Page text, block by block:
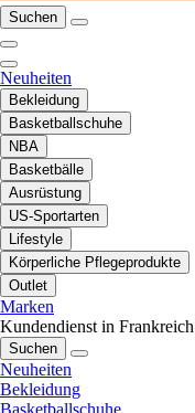
Suchen
Neuheiten
Bekleidung
Basketballschuhe
NBA
Basketbälle
Ausrüstung
US-Sportarten
Lifestyle
Körperliche Pflegeprodukte
Outlet
Marken
Kundendienst in Frankreich
Suchen
Neuheiten
Bekleidung